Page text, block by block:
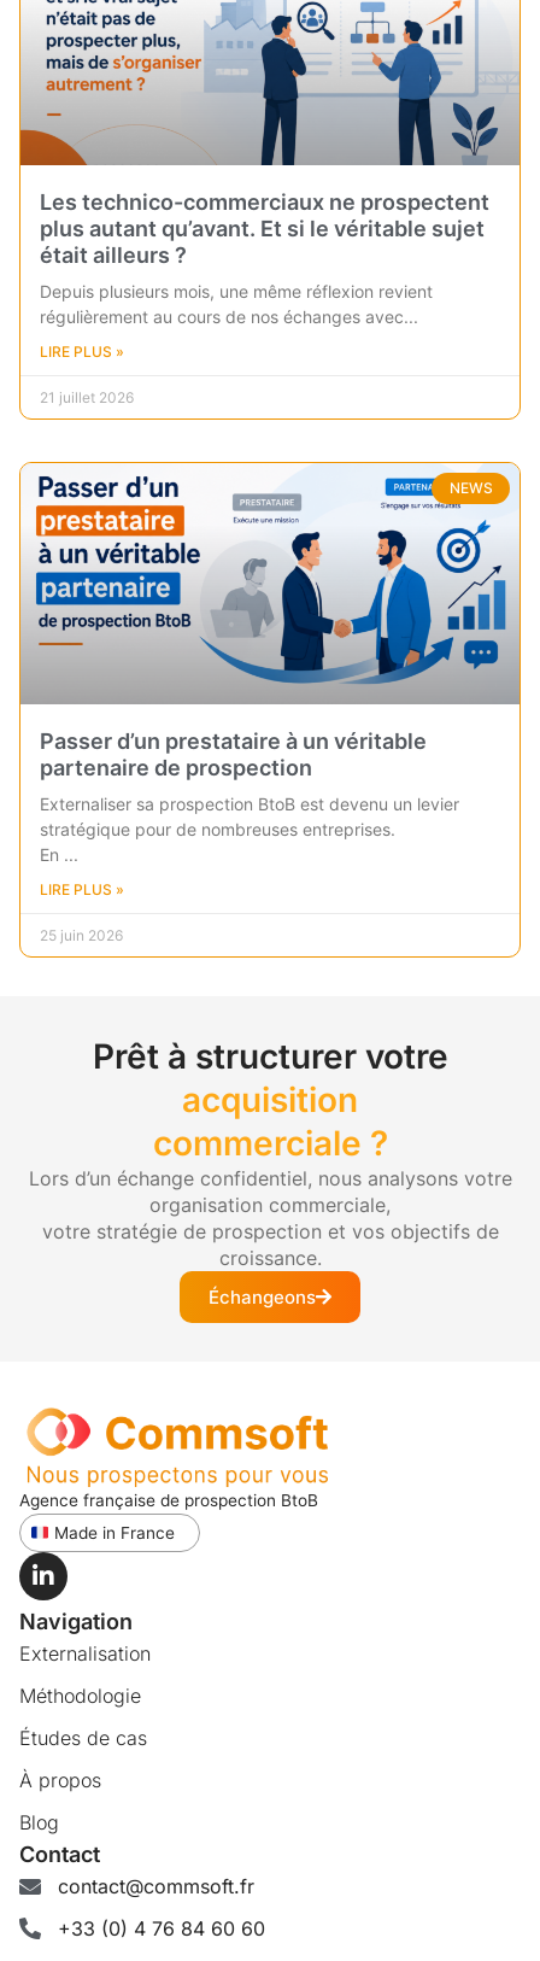
Les technico-commerciaux ne prospectent
plus autant qu’avant. Et si le véritable sujet
était ailleurs ?
Depuis plusieurs mois, une même réflexion revient
régulièrement au cours de nos échanges avec
LIRE PLUS »
21 juillet 2026
NEWS
Passer d’un prestataire à un véritable
partenaire de prospection
Externaliser sa prospection BtoB est devenu un levier
stratégique pour de nombreuses entreprises.
En
LIRE PLUS »
25 juin 2026
Prêt à structurer votre
acquisition
commerciale ?
Lors d’un échange confidentiel, nous analysons votre
organisation commerciale,
votre stratégie de prospection et vos objectifs de
croissance.
Échangeons
Agence française de prospection BtoB
Made in France
Navigation
Externalisation
Méthodologie
Études de cas
À propos
Blog
Contact
contact@commsoft.fr
+33 (0) 4 76 84 60 60